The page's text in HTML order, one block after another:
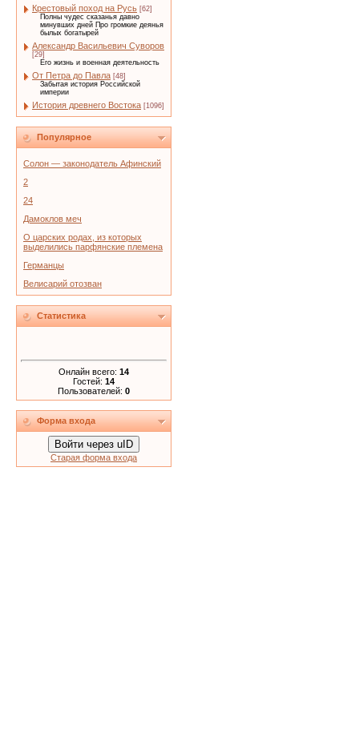
Крестовый поход на Русь [62]
Полны чудес сказанья давно
минувших дней Про громкие деянья
былых богатырей
Александр Васильевич Суворов
[29]
Его жизнь и военная деятельность
От Петра до Павла [48]
Забытая история Российской
империи
История древнего Востока [1096]
Популярное
Солон — законодатель Афинский
2
24
Дамоклов меч
О царских родах, из которых
выделились парфянские племена
Германцы
Велисарий отозван
Статистика
Онлайн всего: 14
Гостей: 14
Пользователей: 0
Форма входа
Войти через uID
Старая форма входа